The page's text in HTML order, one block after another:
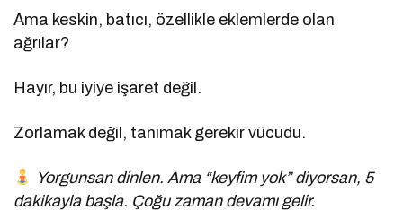
Ama keskin, batıcı, özellikle eklemlerde olan
ağrılar?
Hayır, bu iyiye işaret değil.
Zorlamak değil, tanımak gerekir vücudu.
Yorgunsan dinlen. Ama “keyfim yok” diyorsan, 5
dakikayla başla. Çoğu zaman devamı gelir.